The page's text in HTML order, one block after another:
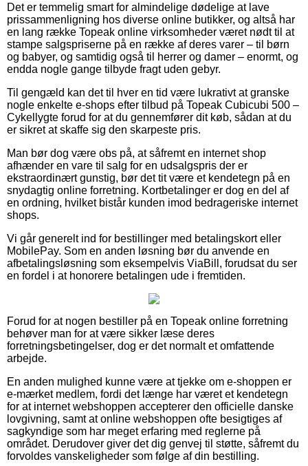
Det er temmelig smart for almindelige dødelige at lave
prissammenligning hos diverse online butikker, og altså har
en lang række Topeak online virksomheder været nødt til at
stampe salgspriserne på en række af deres varer – til børn
og babyer, og samtidig også til herrer og damer – enormt, og
endda nogle gange tilbyde fragt uden gebyr.
Til gengæld kan det til hver en tid være lukrativt at granske
nogle enkelte e-shops efter tilbud på Topeak Cubicubi 500 –
Cykellygte forud for at du gennemfører dit køb, sådan at du
er sikret at skaffe sig den skarpeste pris.
Man bør dog være obs på, at såfremt en internet shop
afhænder en vare til salg for en udsalgspris der er
ekstraordinært gunstig, bør det tit være et kendetegn på en
snydagtig online forretning. Kortbetalinger er dog en del af
en ordning, hvilket bistår kunden imod bedrageriske internet
shops.
Vi går generelt ind for bestillinger med betalingskort eller
MobilePay. Som en anden løsning bør du anvende en
afbetalingsløsning som eksempelvis ViaBill, forudsat du ser
en fordel i at honorere betalingen ude i fremtiden.
Forud for at nogen bestiller på en Topeak online forretning
behøver man for at være sikker læse deres
forretningsbetingelser, dog er det normalt et omfattende
arbejde.
En anden mulighed kunne være at tjekke om e-shoppen er
e-mærket medlem, fordi det længe har været et kendetegn
for at internet webshoppen accepterer den officielle danske
lovgivning, samt at online webshoppen ofte besigtiges af
sagkyndige som har meget erfaring med reglerne på
området. Derudover giver det dig genvej til støtte, såfremt du
forvoldes vanskeligheder som følge af din bestilling.